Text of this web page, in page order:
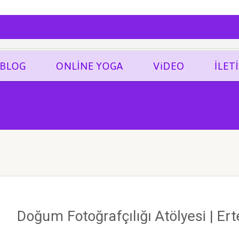
BLOG ONLİNE YOGA ViDEO
Doğum Fotoğrafçılığı Atölyesi |